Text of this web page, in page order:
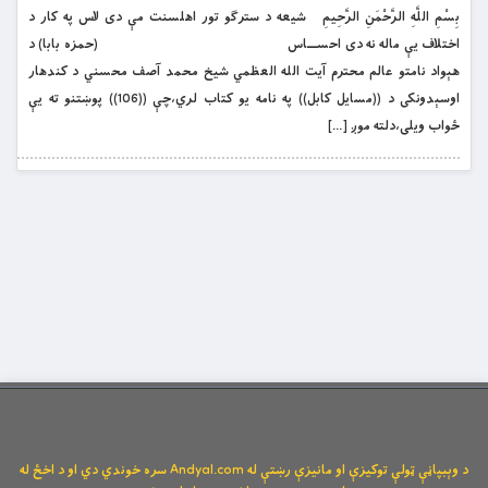
بِسْمِ اللَّهِ الرَّحْمَنِ الرَّحِيمِ شيعه د سترګو تور اهلسنت مې دى لاس په کار د
اختلاف يې ماله نه دى احســـاس (حمزه بابا) د
هېواد نامتو عالم محترم آيت الله العظمي شيخ محمد آصف محسني د كندهار
اوسېدونكى د ((مسايل كابل)) په نامه يو كتاب لري،چې ((106)) پوښتنو ته يې
ځواب ويلى،دلته موږ […]
د وېبپاڼې ټولې توکیزې او مانیزې رښتې له Andyal.com سره خوندي دي او د اخځ له